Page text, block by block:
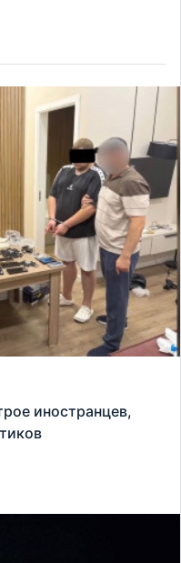
иностранцев,